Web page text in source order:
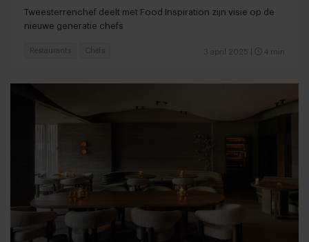
Tweesterrenchef deelt met Food Inspiration zijn visie op de
nieuwe generatie chefs
3 april 2025 4 min
Restaurants Chefs